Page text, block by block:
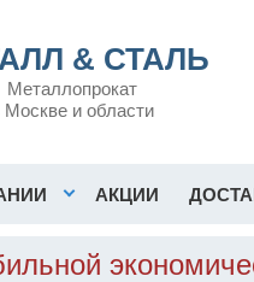
& СТАЛЬ
Металлопрокат
Москве и области
АКЦИИ